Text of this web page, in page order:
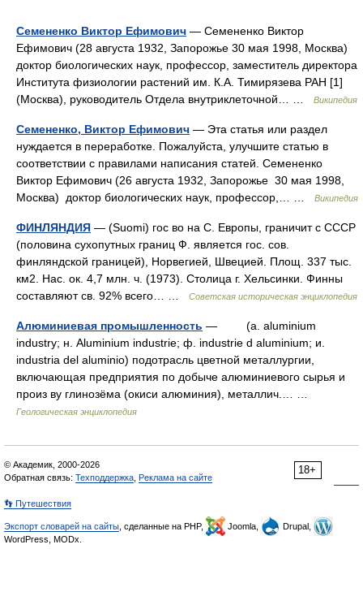
Семененко Виктор Ефимович — Семененко Виктор
Ефимович (28 августа 1932, Запорожье 30 мая 1998, Москва)
доктор биологических наук, профессор, заместитель директора
Института физиологии растений им. К.А. Тимирязева РАН [1]
(Москва), руководитель Отдела внутриклеточной… …
Википедия
Семененко, Виктор Ефимович — Эта статья или раздел
нуждается в переработке. Пожалуйста, улучшите статью в
соответствии с правилами написания статей. Семененко
Виктор Ефимович (26 августа 1932, Запорожье 30 мая 1998,
Москва) доктор биологических наук, профессор,… …
Википедия
ФИНЛЯНДИЯ — (Suomi) гос во на С. Европы, граничит с СССР
(половина сухопутных границ Ф. является гос. сов.
финляндской границей), Норвегией, Швецией. Площ. 337 тыс.
км2. Нас. ок. 4,7 млн. ч. (1973). Столица г. Хельсинки. Финны
составляют св. 92% всего… …
Советская историческая энциклопедия
Алюминиевая промышленность — (a. aluminium
industry; н. Aluminium industrie; ф. industrie d aluminium; и.
industria del aluminio) подотрасль цветной металлургии,
включающая предприятия по добыче алюминиевого сырья и
произ ву глинозёма (окиси алюминия), металлич.… …
Геологическая энциклопедия
18+
© Академик, 2000-2026
Обратная связь: Техподдержка Реклама на сайте
👣 Путешествия
Экспорт словарей на сайты , сделанные на PHP, Joomla,
Drupal,
WordPress, MODx.